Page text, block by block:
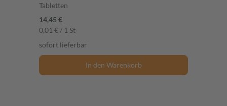
Tabletten
14,45 €
0,01 € / 1 St
sofort lieferbar
In den Warenkorb